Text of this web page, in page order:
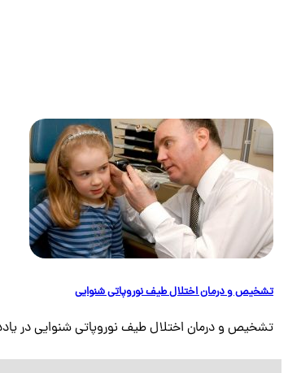
تشخیص و درمان اختلال طیف نوروپاتی شنوایی
تشخیص و درمان اختلال طیف نوروپاتی شنوایی در